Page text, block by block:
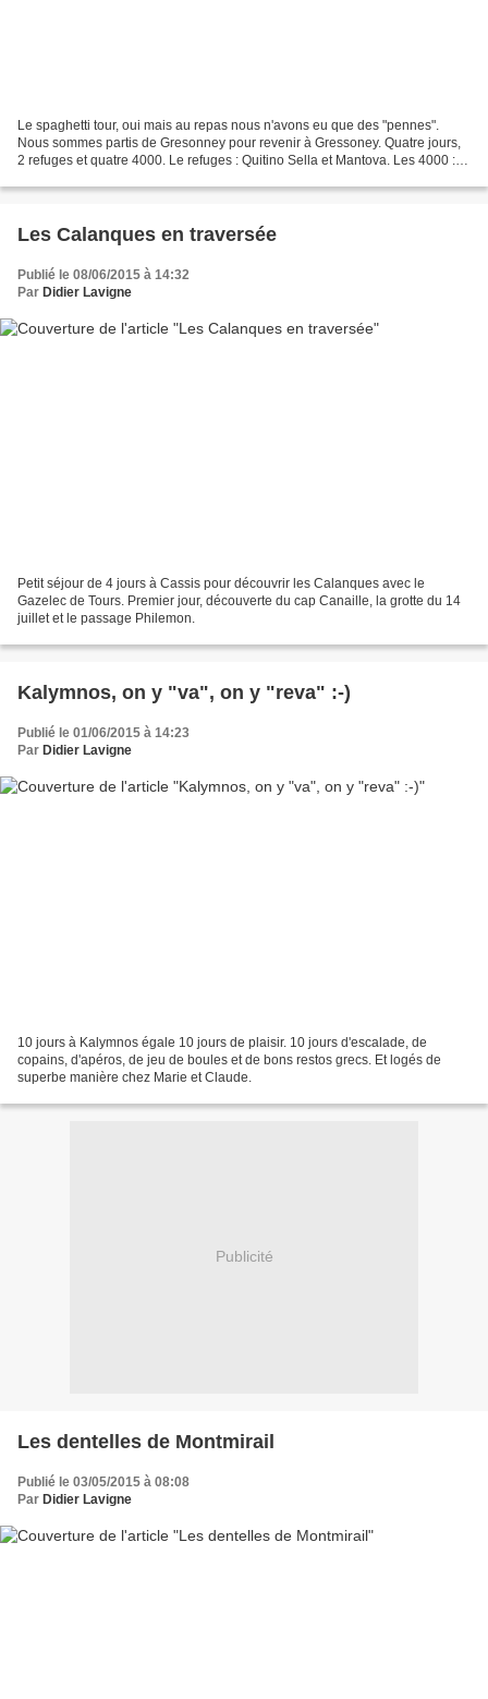
Le spaghetti tour, oui mais au repas nous n'avons eu que des "pennes".
Nous sommes partis de Gresonney pour revenir à Gressoney. Quatre jours,
2 refuges et quatre 4000. Le refuges : Quitino Sella et Mantova. Les 4000 :
Les Calanques en traversée
Publié le 08/06/2015 à 14:32
Par Didier Lavigne
Petit séjour de 4 jours à Cassis pour découvrir les Calanques avec le
Gazelec de Tours. Premier jour, découverte du cap Canaille, la grotte du 14
juillet et le passage Philemon.
Kalymnos, on y "va", on y "reva" :-)
Publié le 01/06/2015 à 14:23
Par Didier Lavigne
10 jours à Kalymnos égale 10 jours de plaisir. 10 jours d'escalade, de
copains, d'apéros, de jeu de boules et de bons restos grecs. Et logés de
superbe manière chez Marie et Claude.
Publicité
Les dentelles de Montmirail
Publié le 03/05/2015 à 08:08
Par Didier Lavigne